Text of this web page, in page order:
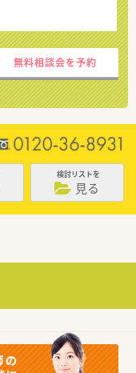
無料相談会を予約
検討リストを
見る